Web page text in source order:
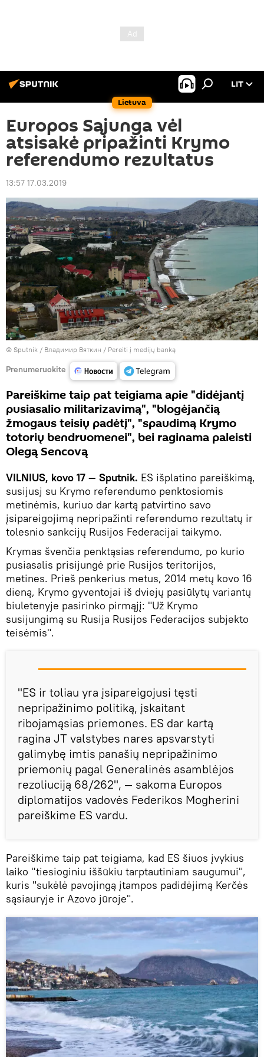
Lietuva
LIT
Europos Sąjunga vėl
atsisakė pripažinti Krymo
referendumo rezultatus
13:57 17.03.2019
© Sputnik / Владимир Вяткин / Pereiti į medijų banką
Prenumeruokite
Pareiškime taip pat teigiama apie "didėjantį
pusiasalio militarizavimą", "blogėjančią
žmogaus teisių padėtį", "spaudimą Krymo
totorių bendruomenei", bei raginama paleisti
Olegą Sencovą
VILNIUS, kovo 17 — Sputnik. ES išplatino pareiškimą,
susijusį su Krymo referendumo penktosiomis
metinėmis, kuriuo dar kartą patvirtino savo
įsipareigojimą nepripažinti referendumo rezultatų ir
tolesnio sankcijų Rusijos Federacijai taikymo.
Krymas švenčia penktąsias referendumo, po kurio
pusiasalis prisijungė prie Rusijos teritorijos,
metines. Prieš penkerius metus, 2014 metų kovo 16
dieną, Krymo gyventojai iš dviejų pasiūlytų variantų
biuletenyje pasirinko pirmąjį: "Už Krymo
susijungimą su Rusija Rusijos Federacijos subjekto
teisėmis".
"ES ir toliau yra įsipareigojusi tęsti
nepripažinimo politiką, įskaitant
ribojamąsias priemones. ES dar kartą
ragina JT valstybes nares apsvarstyti
galimybę imtis panašių nepripažinimo
priemonių pagal Generalinės asamblėjos
rezoliuciją 68/262", — sakoma Europos
diplomatijos vadovės Federikos Mogherini
pareiškime ES vardu.
Pareiškime taip pat teigiama, kad ES šiuos įvykius
laiko "tiesioginiu iššūkiu tarptautiniam saugumui",
kuris "sukėlė pavojingą įtampos padidėjimą Kerčės
sąsiauryje ir Azovo jūroje".